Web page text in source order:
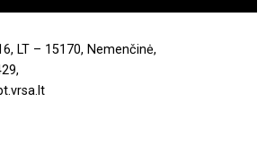
LT – 15170, Nemenčinė,